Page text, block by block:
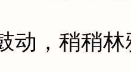
，稍稍林